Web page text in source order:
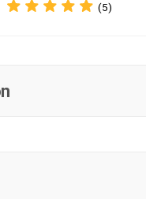
(5)